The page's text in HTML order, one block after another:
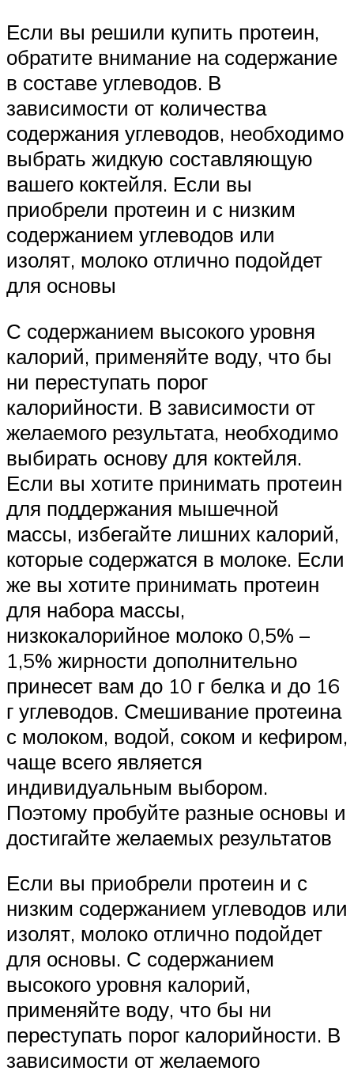
Если вы решили купить протеин,
обратите внимание на содержание
в составе углеводов. В
зависимости от количества
содержания углеводов, необходимо
выбрать жидкую составляющую
вашего коктейля. Если вы
приобрели протеин и с низким
содержанием углеводов или
изолят, молоко отлично подойдет
для основы
С содержанием высокого уровня
калорий, применяйте воду, что бы
ни переступать порог
калорийности. В зависимости от
желаемого результата, необходимо
выбирать основу для коктейля.
Если вы хотите принимать протеин
для поддержания мышечной
массы, избегайте лишних калорий,
которые содержатся в молоке. Если
же вы хотите принимать протеин
для набора массы,
низкокалорийное молоко 0,5% –
1,5% жирности дополнительно
принесет вам до 10 г белка и до 16
г углеводов. Смешивание протеина
с молоком, водой, соком и кефиром,
чаще всего является
индивидуальным выбором.
Поэтому пробуйте разные основы и
достигайте желаемых результатов
Если вы приобрели протеин и с
низким содержанием углеводов или
изолят, молоко отлично подойдет
для основы. С содержанием
высокого уровня калорий,
применяйте воду, что бы ни
переступать порог калорийности. В
зависимости от желаемого